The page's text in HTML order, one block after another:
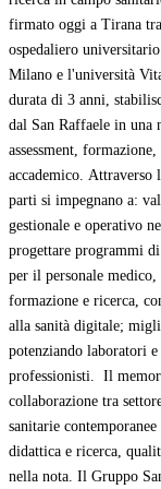
firmato oggi a Tirana
ospedaliero
Milano e l'università
durata di 3 anni,
dal San Raffaele in
assessment,
accademico. Attraverso
parti si impegnano a:
gestionale e operativo
progettare programmi
per il personale
formazione e ricerca,
alla sanità digitale;
potenziando laboratori
professionisti. Il
collaborazione tra
sanitarie
didattica e ricerca,
nella nota. Il Gruppo